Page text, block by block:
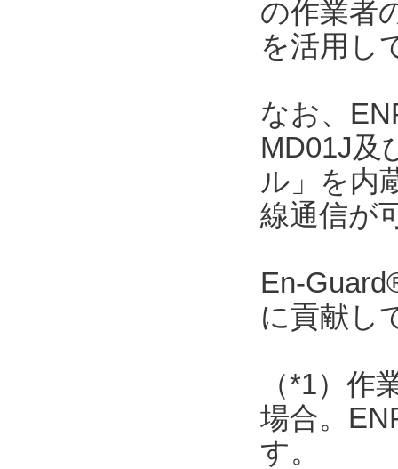
の作業者
を活用し
なお、
MD01J及
ル」を内
線通信が
En-
に貢献し
（*1）
場合。
す。